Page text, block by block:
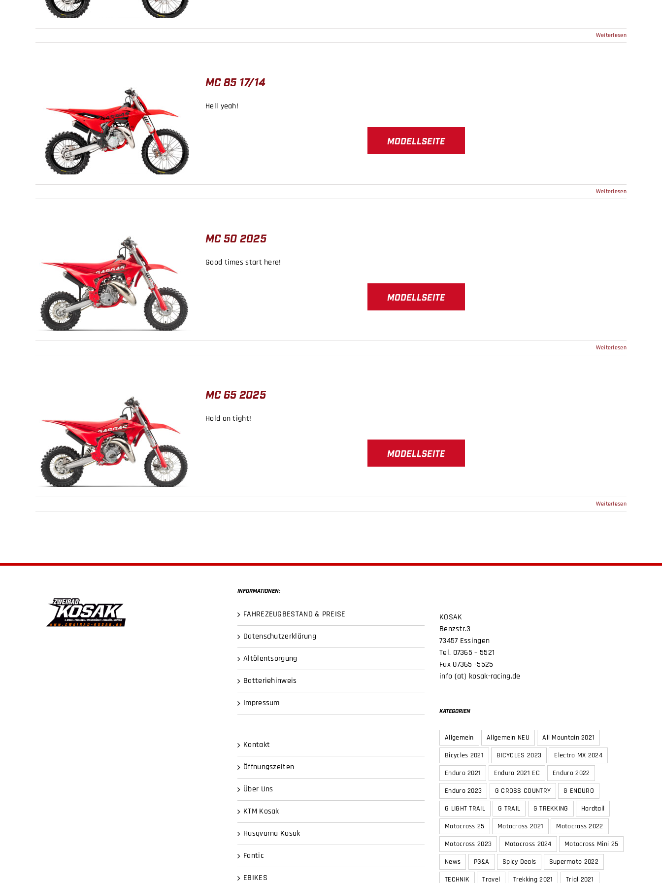
Weiterlesen
MC 85 17/14
MC 85 17/14
Hell yeah!
MODELLSEITE
Weiterlesen
MC 50 2025
MC 50 2025
Good times start here!
MODELLSEITE
Weiterlesen
MC 65 2025
MC 65 2025
Hold on tight!
MODELLSEITE
Weiterlesen
INFORMATIONEN:
FAHREZEUGBESTAND & PREISE
Datenschutzerklärung
Altölentsorgung
Batteriehinweis
Impressum
Kontakt
Öffnungszeiten
Über Uns
KTM Kosak
Husqvarna Kosak
Fantic
EBIKES
KOSAK
Benzstr.3
73457 Essingen
Tel. 07365 – 5521
Fax 07365 -5525
info (at) kosak-racing.de
KATEGORIEN
Allgemein Allgemein NEU
All Mountain 2021
Bicycles 2021
BICYCLES 2023
Electro MX 2024
Enduro 2021
Enduro 2021 EC
Enduro 2022
Enduro 2023
G CROSS COUNTRY
G ENDURO
G LIGHT TRAIL
G TRAIL G TREKKING
Hardtail
Motocross 25
Motocross 2021
Motocross 2022
Motocross 2023
Motocross 2024
Motocross Mini 25
News
PG&A Spicy Deals
Supermoto 2022
TECHNIK
Travel Trekking 2021 Trial 2021